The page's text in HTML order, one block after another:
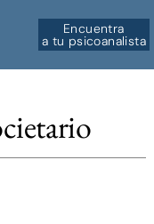
Encuentra
a tu psicoanalista